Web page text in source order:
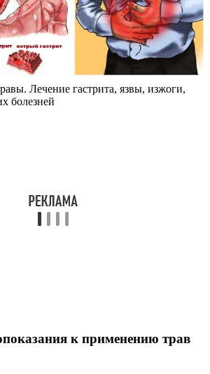
Лечение гастрита, язвы, изжоги,
болезней
к применению трав